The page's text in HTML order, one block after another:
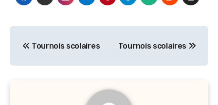
Tournois scolaires Tournois scolaires